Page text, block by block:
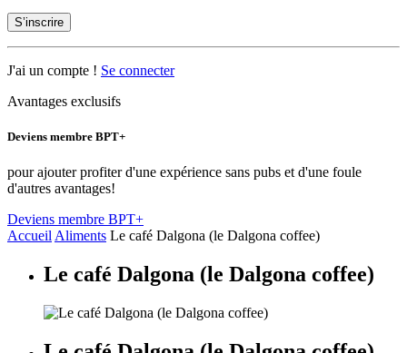
S’inscrire
J'ai un compte ! Se connecter
Avantages exclusifs
Deviens membre BPT+
pour ajouter profiter d'une expérience sans pubs et d'une foule
d'autres avantages!
Deviens membre BPT+
Accueil Aliments Le café Dalgona (le Dalgona coffee)
Le café Dalgona (le Dalgona coffee)